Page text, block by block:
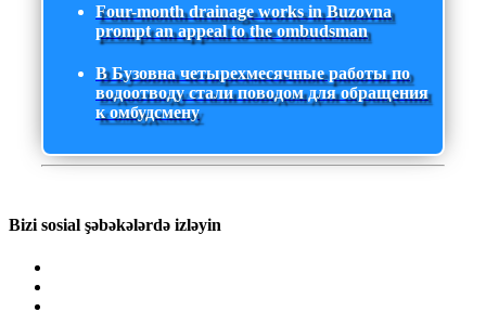
Four-month drainage works in Buzovna
prompt an appeal to the ombudsman
В Бузовна четырехмесячные работы по
водоотводу стали поводом для обращения
к омбудсмену
Bizi sosial şəbəkələrdə izləyin